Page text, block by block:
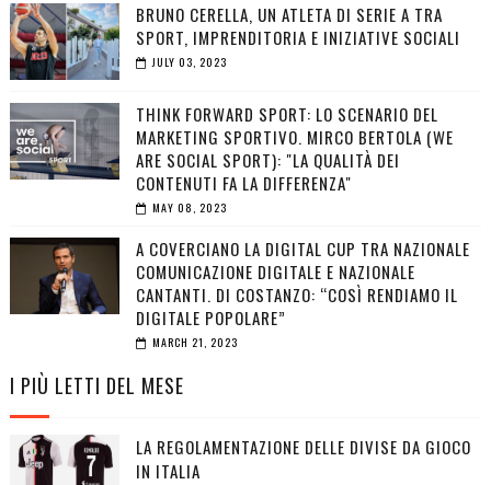
BRUNO CERELLA, UN ATLETA DI SERIE A TRA
SPORT, IMPRENDITORIA E INIZIATIVE SOCIALI
JULY 03, 2023
THINK FORWARD SPORT: LO SCENARIO DEL
MARKETING SPORTIVO. MIRCO BERTOLA (WE
ARE SOCIAL SPORT): "LA QUALITÀ DEI
CONTENUTI FA LA DIFFERENZA"
MAY 08, 2023
A COVERCIANO LA DIGITAL CUP TRA NAZIONALE
COMUNICAZIONE DIGITALE E NAZIONALE
CANTANTI. DI COSTANZO: “COSÌ RENDIAMO IL
DIGITALE POPOLARE”
MARCH 21, 2023
I PIÙ LETTI DEL MESE
LA REGOLAMENTAZIONE DELLE DIVISE DA GIOCO
IN ITALIA